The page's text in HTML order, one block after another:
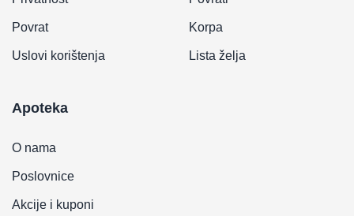
Povrat
Uslovi korištenja
Korpa
Lista želja
Apoteka
O nama
Poslovnice
Akcije i kuponi